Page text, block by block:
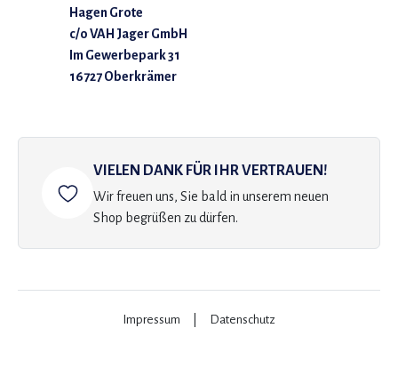
Hagen Grote
c/o VAH Jager GmbH
Im Gewerbepark 31
16727 Oberkrämer
VIELEN DANK FÜR IHR VERTRAUEN!
Wir freuen uns, Sie bald in unserem neuen
Shop begrüßen zu dürfen.
Impressum Datenschutz